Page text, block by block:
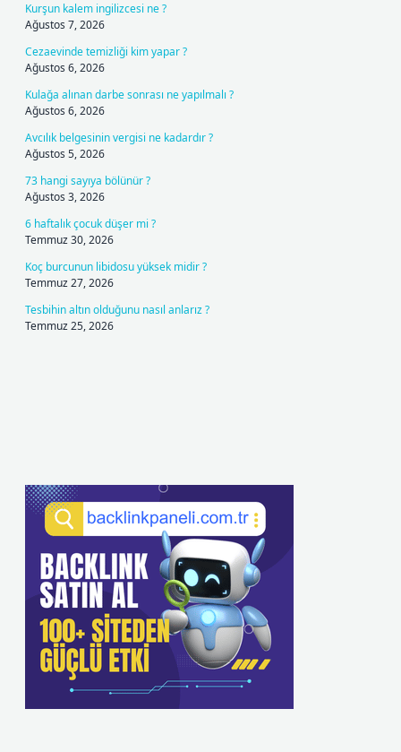
Kurşun kalem ingilizcesi ne ?
Ağustos 7, 2026
Cezaevinde temizliği kim yapar ?
Ağustos 6, 2026
Kulağa alınan darbe sonrası ne yapılmalı ?
Ağustos 6, 2026
Avcılık belgesinin vergisi ne kadardır ?
Ağustos 5, 2026
73 hangi sayıya bölünür ?
Ağustos 3, 2026
6 haftalık çocuk düşer mi ?
Temmuz 30, 2026
Koç burcunun libidosu yüksek midir ?
Temmuz 27, 2026
Tesbihin altın olduğunu nasıl anlarız ?
Temmuz 25, 2026